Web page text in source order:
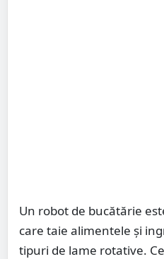
Un robot de bucătărie
care taie alimentele și
tipuri de lame rotative.